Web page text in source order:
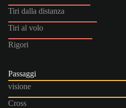
Tiri dalla distanza
Tiri al volo
Rigori
Passaggi
visione
Cross